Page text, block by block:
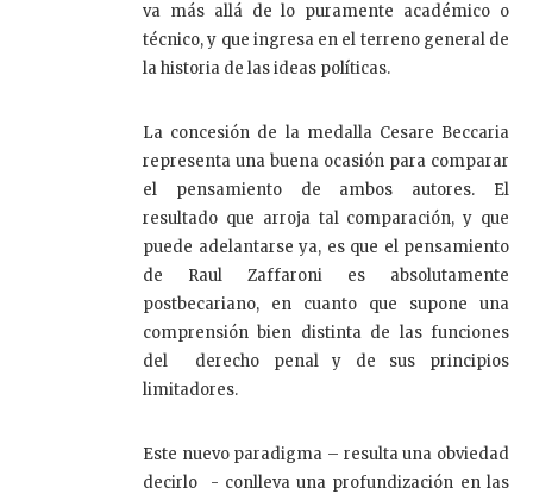
va más allá de lo puramente académico o
técnico, y que ingresa en el terreno general de
la historia de las ideas políticas.
La concesión de la medalla Cesare Beccaria
representa una buena ocasión para comparar
el pensamiento de ambos autores. El
resultado que arroja tal comparación, y que
puede adelantarse ya, es que el pensamiento
de Raul Zaffaroni es absolutamente
postbecariano, en cuanto que supone una
comprensión bien distinta de las funciones
del derecho penal y de sus principios
limitadores.
Este nuevo paradigma – resulta una obviedad
decirlo - conlleva una profundización en las